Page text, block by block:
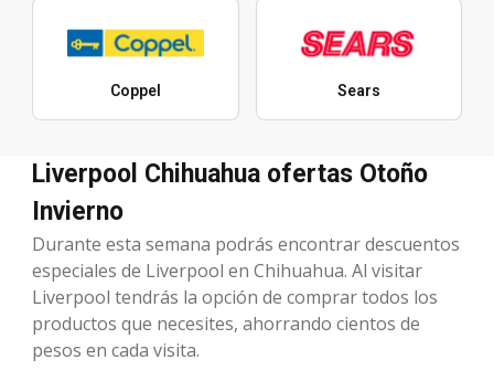
Coppel Sears
Liverpool Chihuahua ofertas Otoño
Invierno
Durante esta semana podrás encontrar descuentos
especiales de Liverpool en Chihuahua. Al visitar
Liverpool tendrás la opción de comprar todos los
productos que necesites, ahorrando cientos de
pesos en cada visita.